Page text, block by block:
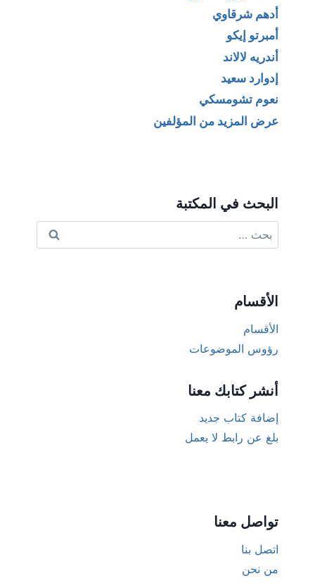
أدهم شرقاوي
أمبرتو إيكو
أندريه لالاند
إدوارد سعيد
نعوم تشومسكي
عرض المزيد من المؤلفين
البحث في المكتبة
عن:
الأقسام
الأقسام
رؤوس الموضوعات
أنشر كتابك معنا
إضافة كتاب جديد
بلغ عن رابط لا يعمل
تواصل معنا
اتصل بنا
من نحن